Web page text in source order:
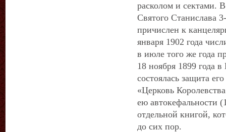
расколом и сектами.
Святого Станислава
причислен к
января 1902 года
в июле того же года
18 ноября 1899 года
состоялась защита
«Церковь
ею автокефальности
отдельной книгой,
до сих пор.